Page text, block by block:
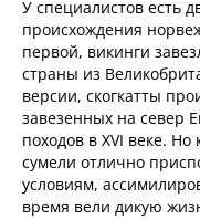
У специалистов есть
происхождения
первой, викинги
страны из
версии, скогкатты
завезенных на север
походов в XVI веке.
сумели отлично
условиям,
время вели дикую